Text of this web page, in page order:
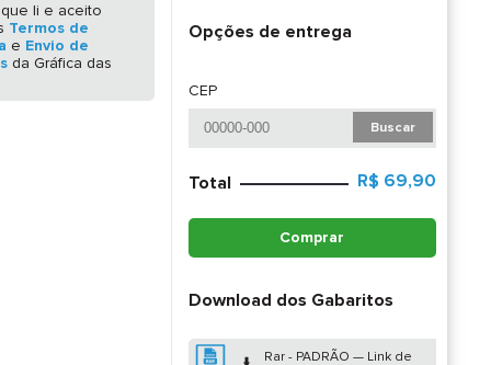
li e aceito
Termos de
e Envio de
da Gráfica das
Opções de entrega
CEP
Buscar
Total R$ 69,90
Comprar
Download dos Gabaritos
Rar - PADRÃO — Link de